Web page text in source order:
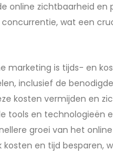
zichtbaarheid en
wat een
marketing is tijds- en
inclusief de
kosten vermijden en
en technologieën
groei van het
en tijd besparen,